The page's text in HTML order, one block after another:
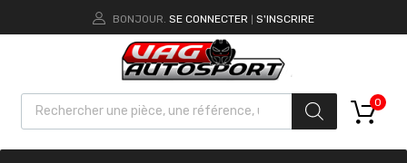
BONJOUR. SE CONNECTER S'INSCRIRE
0